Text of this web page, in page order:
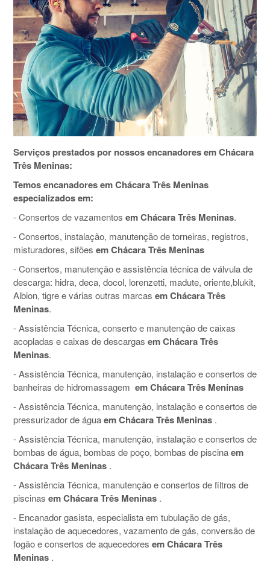
Serviços prestados por nossos encanadores em Chácara
Três Meninas:
Temos encanadores em Chácara Três Meninas
especializados em:
- Consertos de vazamentos em Chácara Três Meninas.
- Consertos, instalação, manutenção de torneiras, registros,
misturadores, sifões em Chácara Três Meninas
- Consertos, manutenção e assistência técnica de válvula de
descarga: hidra, deca, docol, lorenzetti, madute, oriente,blukit,
Albion, tigre e várias outras marcas em Chácara Três
Meninas.
- Assistência Técnica, conserto e manutenção de caixas
acopladas e caixas de descargas em Chácara Três
Meninas.
- Assistência Técnica, manutenção, instalação e consertos de
banheiras de hidromassagem em Chácara Três Meninas
- Assistência Técnica, manutenção, instalação e consertos de
pressurizador de águaem Chácara Três Meninas .
- Assistência Técnica, manutenção, instalação e consertos de
bombas de água, bombas de poço, bombas de piscinaem
Chácara Três Meninas .
- Assistência Técnica, manutenção e consertos de filtros de
piscinas em Chácara Três Meninas .
- Encanador gasista, especialista em tubulação de gás,
instalação de aquecedores, vazamento de gás, conversão de
fogão e consertos de aquecedores em Chácara Três
Meninas .